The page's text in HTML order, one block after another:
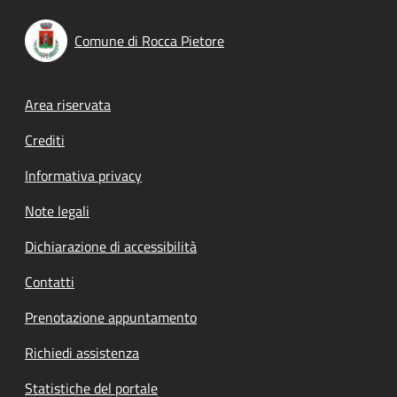
Comune di Rocca Pietore
Footer menu
Area riservata
Crediti
Informativa privacy
Note legali
Dichiarazione di accessibilità
Contatti
Prenotazione appuntamento
Richiedi assistenza
Statistiche del portale